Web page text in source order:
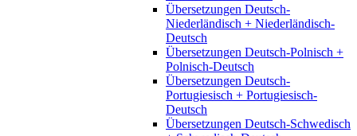
Übersetzungen Deutsch-
Niederländisch + Niederländisch-
Deutsch
Übersetzungen Deutsch-Polnisch +
Polnisch-Deutsch
Übersetzungen Deutsch-
Portugiesisch + Portugiesisch-
Deutsch
Übersetzungen Deutsch-Schwedisch